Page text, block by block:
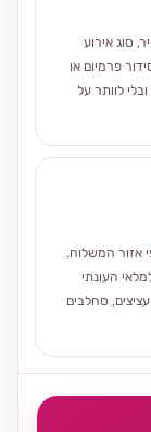
סוג אירוע
פרמיום או
לוותר על
אזור המשלוח.
העונתי
סחלבים